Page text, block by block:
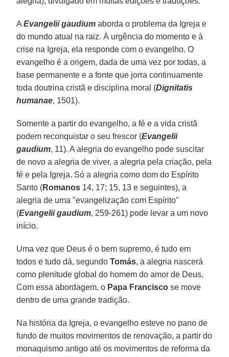
AEvangelii gaudium aborda o problema da Igreja e
do mundo atual na raiz. À urgência do momento e à
crise na Igreja, ela responde com o evangelho. O
evangelho é a origem, dada de uma vez por todas, a
base permanente e a fonte que jorra continuamente
toda doutrina cristã e disciplina moral (Dignitatis
humanae, 1501).
Somente a partir do evangelho, a fé e a vida cristã
podem reconquistar o seu frescor (Evangelii
gaudium, 11). A alegria do evangelho pode suscitar
de novo a alegria de viver, a alegria pela criação, pela
fé e pela Igreja. Só a alegria como dom do Espírito
Santo (Romanos 14, 17; 15, 13 e seguintes), a
alegria de uma "evangelização com Espírito"
(Evangelii gaudium, 259-261) pode levar a um novo
início.
Uma vez que Deus é o bem supremo, é tudo em
todos e tudo dá, segundoTomás, a alegria nascerá
como plenitude global do homem do amor de Deus.
Com essa abordagem, o Papa Francisco se move
dentro de uma grande tradição.
Na história da Igreja, o evangelho esteve no pano de
fundo de muitos movimentos de renovação, a partir do
monaquismo antigo até os movimentos de reforma da